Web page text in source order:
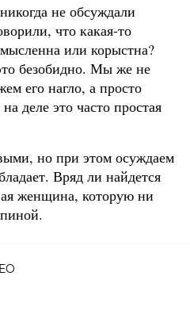
не обсуждали
что какая-то
или корыстна?
безобидно. Мы же не
его нагло, а просто
деле это часто простая
но при этом осуждаем
Вряд ли найдется
женщина, которую ни